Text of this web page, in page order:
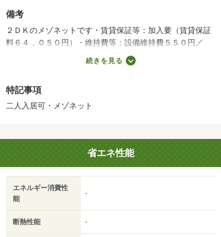
備考
２ＤＫのメゾネットです・賃貸保証等：加入要（賃貸保証
料６４，０５０円）・維持費等：設備維持費５５０円／
月・【近鉄五位堂駅徒歩８分・ＪＲ五位堂駅徒歩１７分】
サンディやローソンが徒歩５分程度で利用可能な立地にあ
ットタイプの物件です。カウンターキッチン。・バイク置
場：なし・駐輪場：有/鍵交換費用 16500円/ﾊｳｽｸﾘｰﾆﾝ
続きを見る
特記事項
二人入居可・メゾネット
省エネ性能
エネルギー消費性
能
-
断熱性能 -